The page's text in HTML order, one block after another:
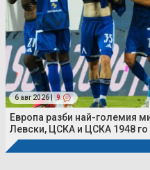
6 авг 2026 | 9
Европа разби най-големия
Левски, ЦСКА и ЦСКА 1948 го